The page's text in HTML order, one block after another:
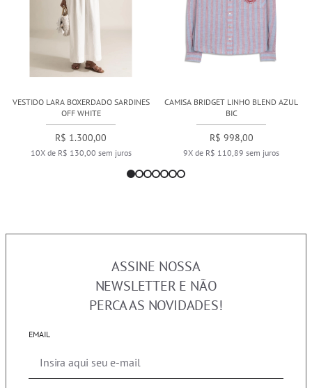
VESTIDO LARA BOXERDADO SARDINES
OFF WHITE
R$ 1.300,00
10X de R$ 130,00 sem juros
CAMISA BRIDGET LINHO BLEND AZUL
BIC
R$ 998,00
9X de R$ 110,89 sem juros
ASSINE NOSSA
NEWSLETTER E NÃO
PERCA AS NOVIDADES!
EMAIL